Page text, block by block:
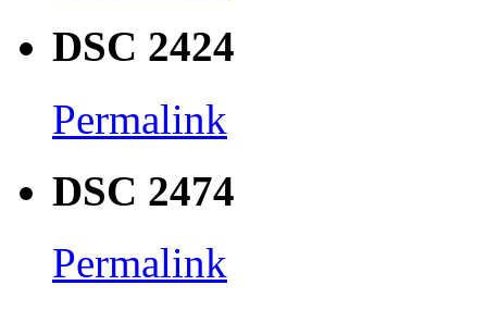
DSC 2424
Permalink
DSC 2474
Permalink